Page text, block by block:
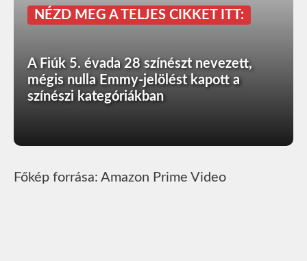
NÉZD MEG A TELJES CIKKET ITT:
A Fiúk 5. évada 28 színészt nevezett,
mégis nulla Emmy-jelölést kapott a
színészi kategóriákban
Főkép forrása: Amazon Prime Video